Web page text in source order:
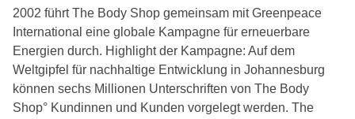
2002 führt The Body Shop gemeinsam mit Greenpeace
International eine globale Kampagne für erneuerbare
Energien durch. Highlight der Kampagne: Auf dem
Weltgipfel für nachhaltige Entwicklung in Johannesburg
können sechs Millionen Unterschriften von The Body
Shop° Kundinnen und Kunden vorgelegt werden. The